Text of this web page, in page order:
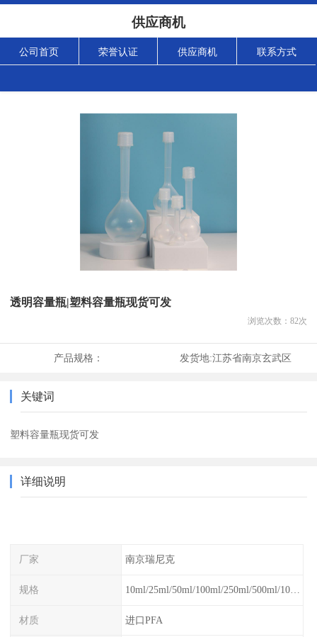
供应商机
公司首页 荣誉认证 供应商机 联系方式
透明容量瓶|塑料容量瓶现货可发
浏览次数： 82次
产品规格： 发货地:江苏省南京玄武区
关键词
塑料容量瓶现货可发
详细说明
厂家 南京瑞尼克
规格 10ml/25ml/50ml/100ml/250ml/500ml/1000ml
材质 进口PFA